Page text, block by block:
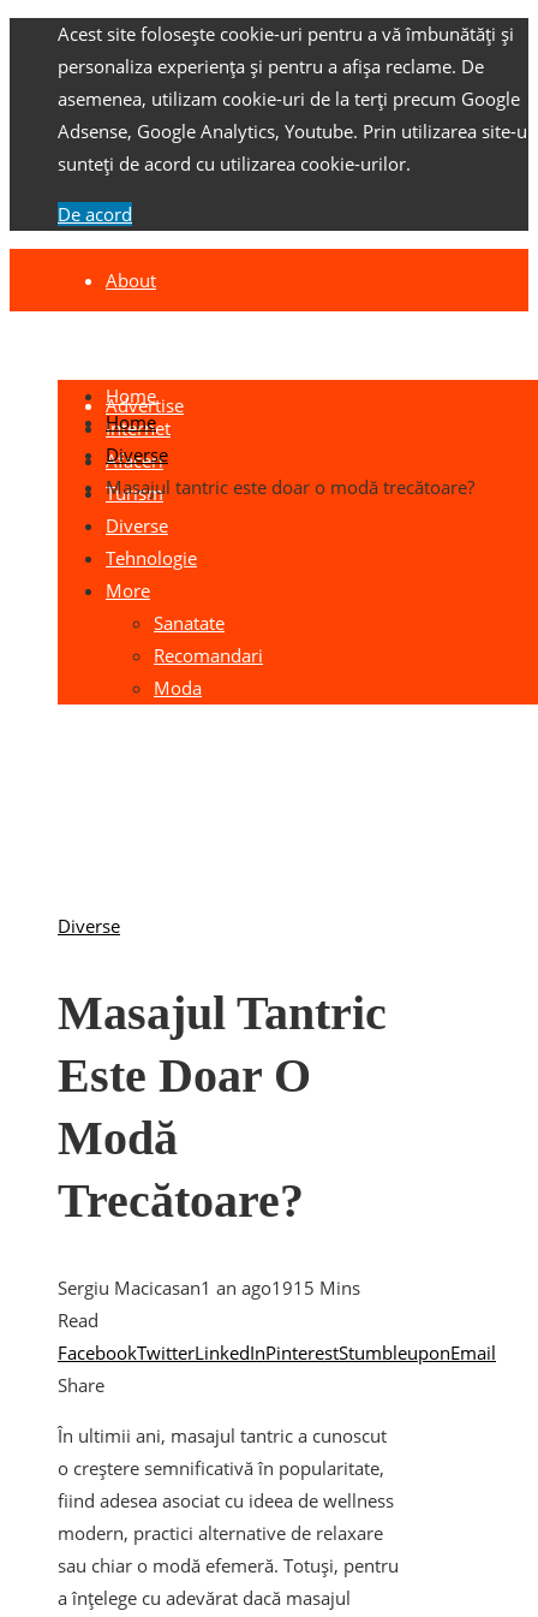
Acest site folosește cookie-uri pentru a vă îmbunătăți și
personaliza experiența și pentru a afișa reclame. De
asemenea, utilizam cookie-uri de la terți precum Google
Adsense, Google Analytics, Youtube. Prin utilizarea site-
sunteți de acord cu utilizarea cookie-urilor.
De acord
About
Advertise
Home
Internet
Afaceri
Turism
Diverse
Tehnologie
More
Sanatate
Recomandari
Moda
Home
Diverse
Masajul tantric este doar o modă trecătoare?
Diverse
Masajul Tantric
Este Doar O
Modă
Trecătoare?
Sergiu Macicasan1 an ago191 5 Mins
Read
FacebookTwitterLinkedInPinterestStumbleuponEmail
Share
În ultimii ani, masajul tantric a cunoscut
o creștere semnificativă în popularitate,
fiind adesea asociat cu ideea de wellness
modern, practici alternative de relaxare
sau chiar o modă efemeră. Totuși, pentru
a înțelege cu adevărat dacă masajul